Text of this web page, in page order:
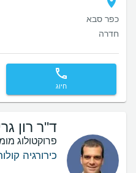
כפר סבא
חדרה
חיוג
ד''ר רון
פרוקטולוג
כירורגיה